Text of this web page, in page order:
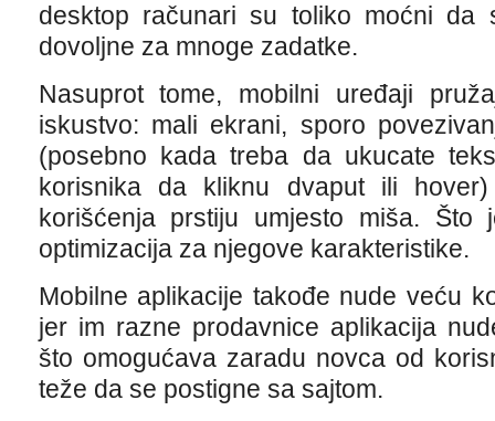
desktop računari su toliko moćni da
dovoljne za mnoge zadatke.
Nasuprot tome, mobilni uređaji
iskustvo: mali ekrani, sporo
(posebno kada treba da ukucate
korisnika da kliknu dvaput ili
korišćenja prstiju umjesto miša.
optimizacija za njegove karakteristike.
Mobilne aplikacije takođe nude veću
jer im razne prodavnice aplikacija
što omogućava zaradu novca od
teže da se postigne sa sajtom.